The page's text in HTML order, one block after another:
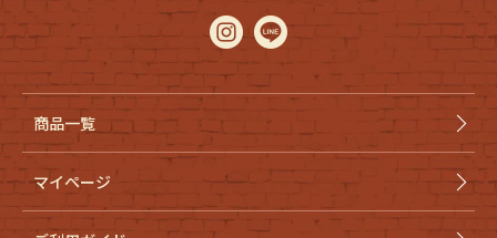
Accessory
Belt antique goods
Keyring vintage bicycle
FAFATT
商品一覧
マイページ